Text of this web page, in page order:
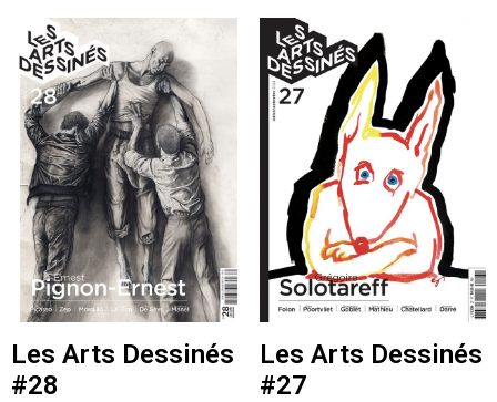
Les Arts Dessinés
#28
Les Arts Dessinés
#27